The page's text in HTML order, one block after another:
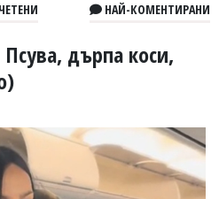
НАЙ-КОМЕНТИРАНИ
дърпа коси,